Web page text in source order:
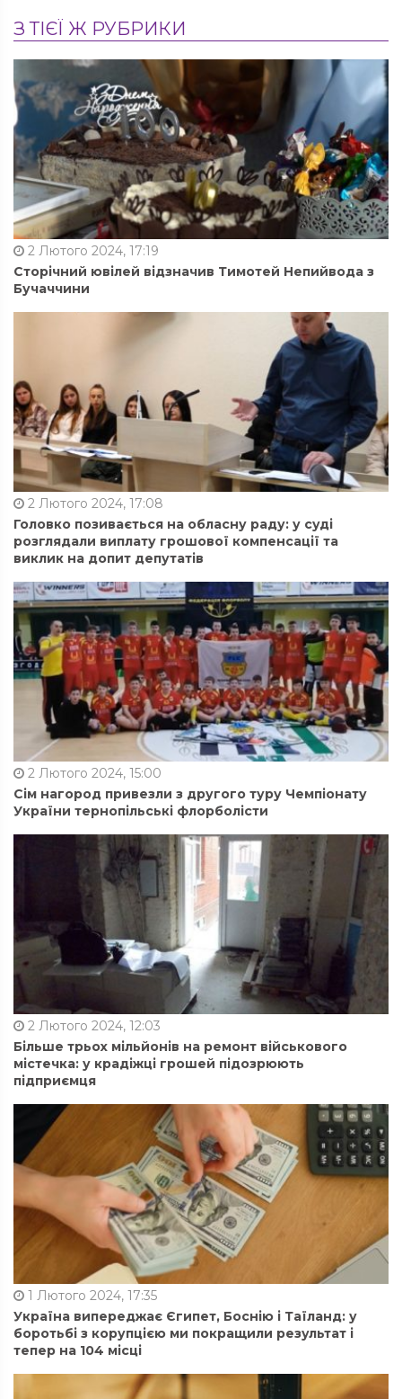
З ТІЄЇ Ж РУБРИКИ
2 Лютого 2024, 17:19
Сторічний ювілей відзначив Тимотей Непийвода з
Бучаччини
2 Лютого 2024, 17:08
Головко позивається на обласну раду: у суді
розглядали виплату грошової компенсації та
виклик на допит депутатів
2 Лютого 2024, 15:00
Сім нагород привезли з другого туру Чемпіонату
України тернопільські флорболісти
2 Лютого 2024, 12:03
Більше трьох мільйонів на ремонт військового
містечка: у крадіжці грошей підозрюють
підприємця
1 Лютого 2024, 17:35
Україна випереджає Єгипет, Боснію і Таїланд: у
боротьбі з корупцією ми покращили результат і
тепер на 104 місці